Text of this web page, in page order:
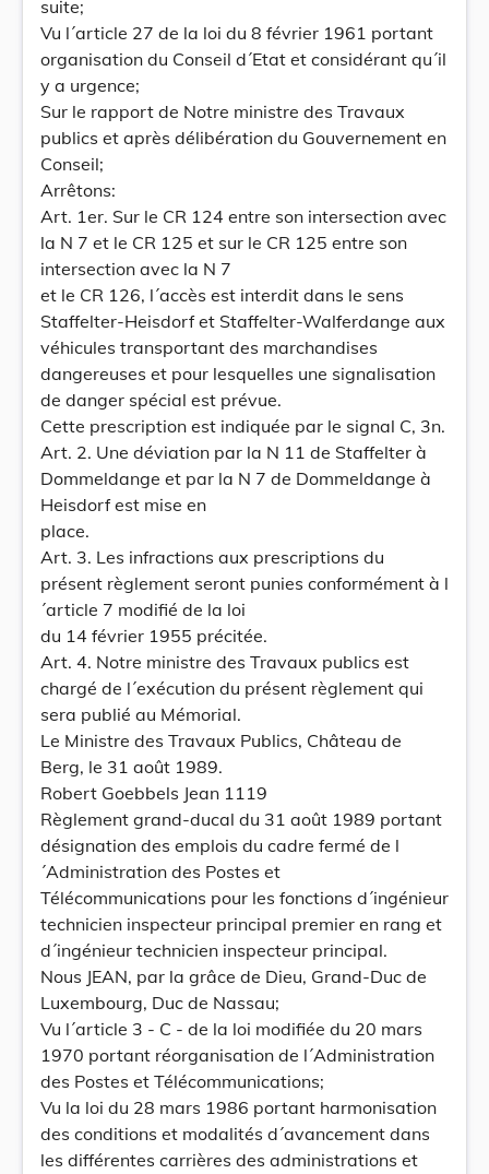
suite;
Vu l´article 27 de la loi du 8 février 1961 portant
organisation du Conseil d´Etat et considérant qu´il
y a urgence;
Sur le rapport de Notre ministre des Travaux
publics et après délibération du Gouvernement en
Conseil;
Arrêtons:
Art. 1er. Sur le CR 124 entre son intersection avec
la N 7 et le CR 125 et sur le CR 125 entre son
intersection avec la N 7
et le CR 126, l´accès est interdit dans le sens
Staffelter-Heisdorf et Staffelter-Walferdange aux
véhicules transportant des marchandises
dangereuses et pour lesquelles une signalisation
de danger spécial est prévue.
Cette prescription est indiquée par le signal C, 3n.
Art. 2. Une déviation par la N 11 de Staffelter à
Dommeldange et par la N 7 de Dommeldange à
Heisdorf est mise en
place.
Art. 3. Les infractions aux prescriptions du
présent règlement seront punies conformément à l
´article 7 modifié de la loi
du 14 février 1955 précitée.
Art. 4. Notre ministre des Travaux publics est
chargé de l´exécution du présent règlement qui
sera publié au Mémorial.
Le Ministre des Travaux Publics, Château de
Berg, le 31 août 1989.
Robert Goebbels Jean 1119
Règlement grand-ducal du 31 août 1989 portant
désignation des emplois du cadre fermé de l
´Administration des Postes et
Télécommunications pour les fonctions d´ingénieur
technicien inspecteur principal premier en rang et
d´ingénieur technicien inspecteur principal.
Nous JEAN, par la grâce de Dieu, Grand-Duc de
Luxembourg, Duc de Nassau;
Vu l´article 3 - C - de la loi modifiée du 20 mars
1970 portant réorganisation de l´Administration
des Postes et Télécommunications;
Vu la loi du 28 mars 1986 portant harmonisation
des conditions et modalités d´avancement dans
les différentes carrières des administrations et